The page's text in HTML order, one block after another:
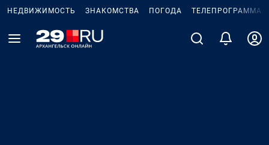
НЕДВИЖИМОСТЬ ЗНАКОМСТВА ПОГОДА ТЕЛЕПРОГРАММА